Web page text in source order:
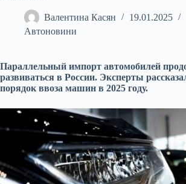
Валентина Касян
19.01.2025
Автоновини
Параллельный импорт автомобилей
развиваться в России. Эксперты
порядок ввоза машин в 2025 году.